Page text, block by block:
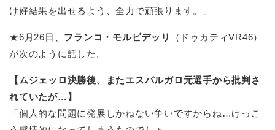
け好結果を出せるよう、全力で頑張ります。」
★6月26日、 フランコ・モルビデッリ
（ドゥカティVR46）
が次のように話した。
【ムジェッロ決勝後、またエスパルガロ元選手から批判さ
れていたが…】
「個人的な問題に発展しかねない争いですからね…けっこ